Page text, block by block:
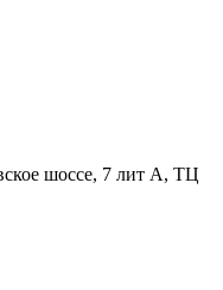
шоссе, 7 лит А, ТЦ